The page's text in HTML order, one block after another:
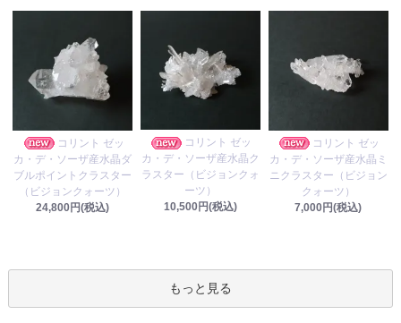
コリント ゼッ
カ・デ・ソーザ産水晶ダ
ブルポイントクラスター
（ビジョンクォーツ）
24,800円(税込)
コリント ゼッ
カ・デ・ソーザ産水晶ク
ラスター（ビジョンクォ
ーツ）
10,500円(税込)
コリント ゼッ
カ・デ・ソーザ産水晶ミ
ニクラスター（ビジョン
クォーツ）
7,000円(税込)
もっと見る